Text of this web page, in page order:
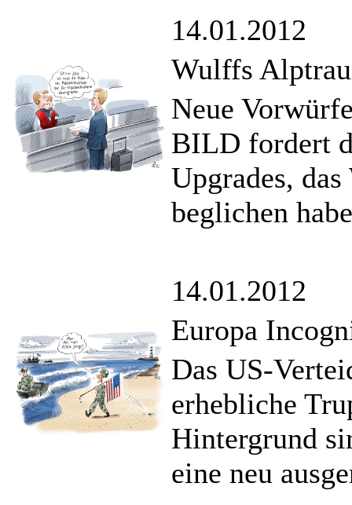
14.01.2012
Wulffs
Neue
BILD fordert
Upgrades,
beglichen
14.01.2012
Europa
Das US-
erhebliche
Hintergrund
eine neu